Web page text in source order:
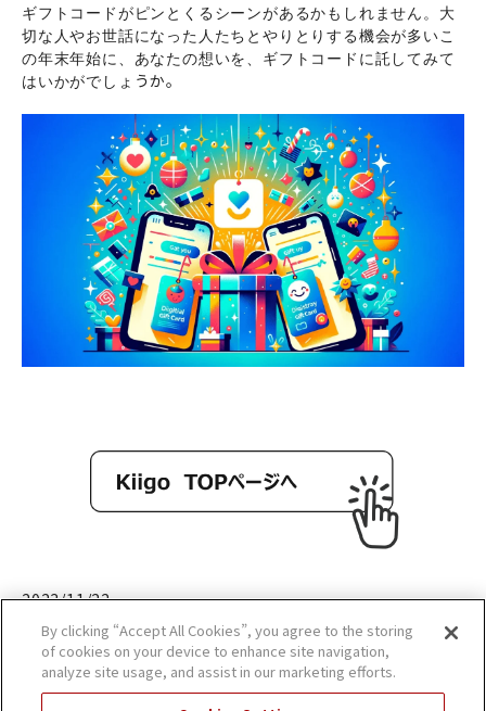
ギフトコードがピンとくるシーンがあるかもしれません。大
切な人やお世話になった人たちとやりとりする機会が多いこ
の年末年始に、あなたの想いを、ギフトコードに託してみて
はいかがでしょ うか。
2023/11/22
By clicking “Accept All Cookies”, you agree to the storing
of cookies on your device to enhance site navigation,
analyze site usage, and assist in our marketing efforts.